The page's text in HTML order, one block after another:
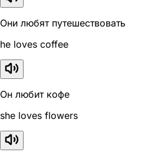
Они любят путешествовать
he loves coffee
Он любит кофе
she loves flowers